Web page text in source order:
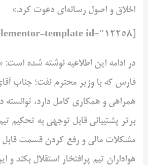
اخلاق و اصول رسانه‌ای دعوت کرد.»
در ادامه این اطلاعیه نوشته شده است:
فارس که با وزیر محترم نفت؛ جناب
همراهی و همکاری کامل دارد، توانسته
برتر پشتیبانی قابل توجهی به تحکیم
مشکلات مالی و رفع کردن قسمت قابل
هواداران تیم پرافتخار استقلال بکند